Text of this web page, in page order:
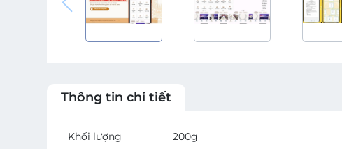
Thông tin chi tiết
Khối lượng 200g